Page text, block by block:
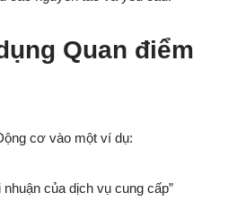
Quan điểm
cơ vào một ví dụ:
nhuận của dịch vụ cung cấp”